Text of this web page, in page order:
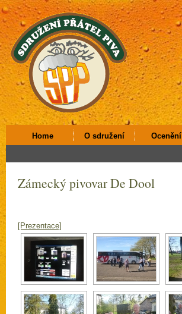
Home O sdružení Ocenění
Zámecký pivovar De Dool
[Prezentace]